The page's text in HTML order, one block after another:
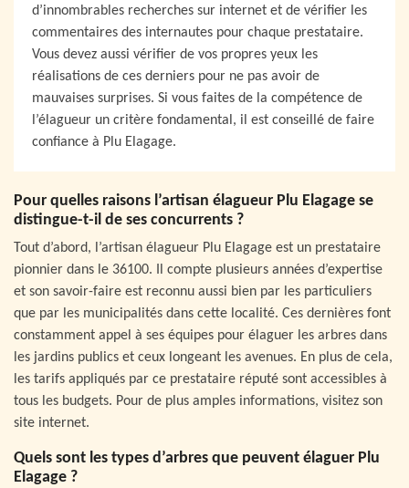
d’innombrables recherches sur internet et de vérifier les
commentaires des internautes pour chaque prestataire.
Vous devez aussi vérifier de vos propres yeux les
réalisations de ces derniers pour ne pas avoir de
mauvaises surprises. Si vous faites de la compétence de
l’élagueur un critère fondamental, il est conseillé de faire
confiance à Plu Elagage.
Pour quelles raisons l’artisan élagueur Plu Elagage se
distingue-t-il de ses concurrents ?
Tout d’abord, l’artisan élagueur Plu Elagage est un prestataire
pionnier dans le 36100. Il compte plusieurs années d’expertise
et son savoir-faire est reconnu aussi bien par les particuliers
que par les municipalités dans cette localité. Ces dernières font
constamment appel à ses équipes pour élaguer les arbres dans
les jardins publics et ceux longeant les avenues. En plus de cela,
les tarifs appliqués par ce prestataire réputé sont accessibles à
tous les budgets. Pour de plus amples informations, visitez son
site internet.
Quels sont les types d’arbres que peuvent élaguer Plu
Elagage ?